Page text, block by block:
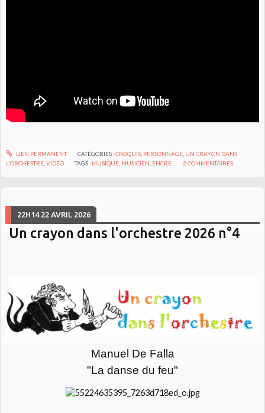
LIEN PERMANENT CATÉGORIES :CROQUIS, PERSONNAGE, UN CRAYON DANS
L'ORCHESTRE ,VIDÉO TAGS : MUSIQUE MUSICIEN ENCRE 2 COMMENTAIRES
22H14 22 AVRIL 2026
Un crayon dans l'orchestre 2026 n°4
Manuel De Falla
"La danse du feu"